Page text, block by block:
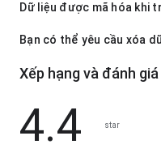
Dữ liệu được mã hóa khi
Bạn có thể yêu cầu xóa
Xếp hạng và đánh giá
4.4 star